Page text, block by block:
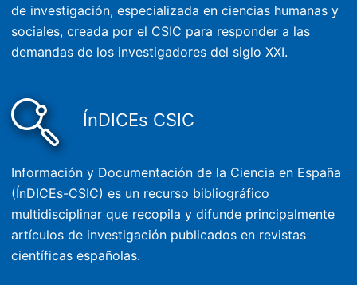
de investigación, especializada en ciencias humanas y
sociales, creada por el CSIC para responder a las
demandas de los investigadores del siglo XXI.
ÍnDICEs CSIC
Información y Documentación de la Ciencia en España
(ÍnDICEs-CSIC) es un recurso bibliográfico
multidisciplinar que recopila y difunde principalmente
artículos de investigación publicados en revistas
científicas españolas.